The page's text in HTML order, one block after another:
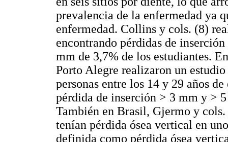
prevalencia de la enfermedad ya
enfermedad. Collins y cols. (8)
encontrando pérdidas de
mm de 3,7% de los estudiantes.
Porto Alegre realizaron un
personas entre los 14 y 29 años
pérdida de inserción > 3 mm y >
También en Brasil, Gjermo y
tenían pérdida ósea vertical en
definida como pérdida ósea